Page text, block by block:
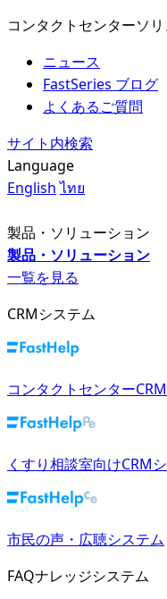
コンタクトセンターソ
ニュース
FastSeries ブログ
よくあるご質問
サイト内検索
Language
English ไทย
製品・ソリューション
製品・ソリューション
一覧を見る
CRMシステム
コンタクトセンター
くすり相談室向けCRM
市民の声・広聴システム
FAQナレッジシステム